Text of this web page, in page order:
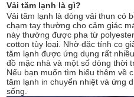
Vải tăm lạnh là gì?
Vải tăm lạnh là dòng vải thun có
chạm tay thường cho cảm giác
này thường được pha từ
cotton tùy loại. Nhờ đặc tính co
tăm lạnh được ứng dụng rất
đồ mặc nhà và một số dòng thời
Nếu bạn muốn tìm hiểu thêm về
tăm lạnh in chuyển nhiệt và ứng
sống.